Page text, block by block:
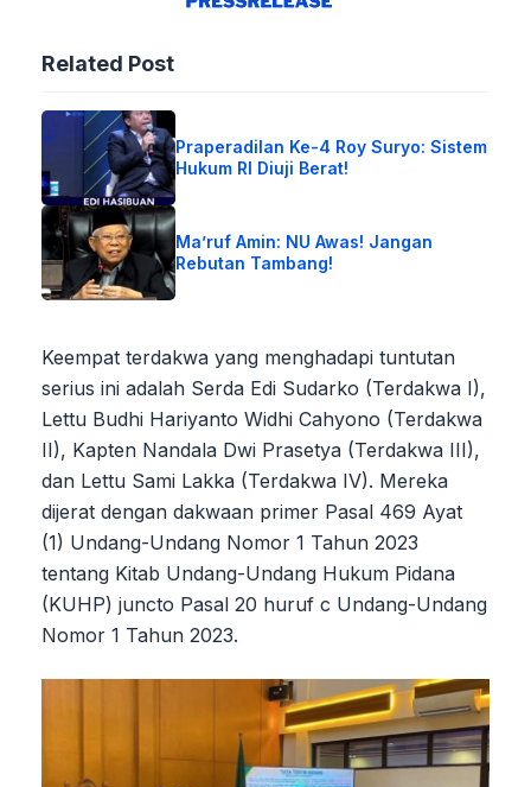
Related Post
Praperadilan Ke-4 Roy Suryo: Sistem
Hukum RI Diuji Berat!
Ma’ruf Amin: NU Awas! Jangan
Rebutan Tambang!
Keempat terdakwa yang menghadapi tuntutan
serius ini adalah Serda Edi Sudarko (Terdakwa I),
Lettu Budhi Hariyanto Widhi Cahyono (Terdakwa
II), Kapten Nandala Dwi Prasetya (Terdakwa III),
dan Lettu Sami Lakka (Terdakwa IV). Mereka
dijerat dengan dakwaan primer Pasal 469 Ayat
(1) Undang-Undang Nomor 1 Tahun 2023
tentang Kitab Undang-Undang Hukum Pidana
(KUHP) juncto Pasal 20 huruf c Undang-Undang
Nomor 1 Tahun 2023.